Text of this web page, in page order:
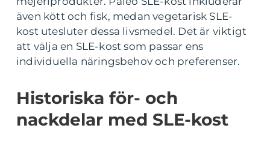
även kött och fisk, medan vegetarisk SLE-
kost utesluter dessa livsmedel. Det är viktigt
att välja en SLE-kost som passar ens
individuella näringsbehov och preferenser.
Historiska för- och
nackdelar med SLE-kost